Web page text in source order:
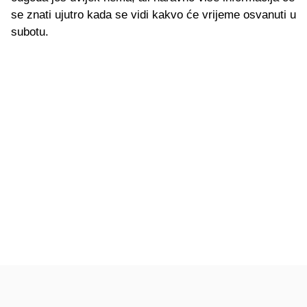
se znati ujutro kada se vidi kakvo će vrijeme osvanuti u
subotu.